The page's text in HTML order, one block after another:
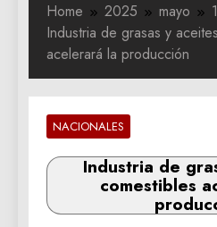
Home 2025 mayo
Industria de grasas y
acelerará la producción
NACIONALES
Industria de
comestibles